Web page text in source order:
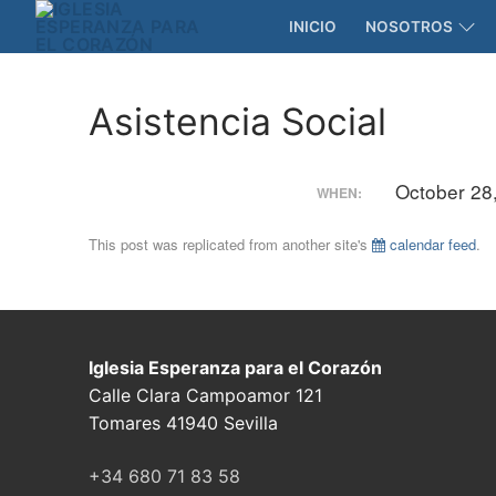
INICIO NOSOTROS
Asistencia Social
WHEN: October
This post was replicated from another site's calendar feed.
Iglesia Esperanza para el Corazón
Calle Clara Campoamor 121
Tomares 41940 Sevilla
+34 680 71 83 58